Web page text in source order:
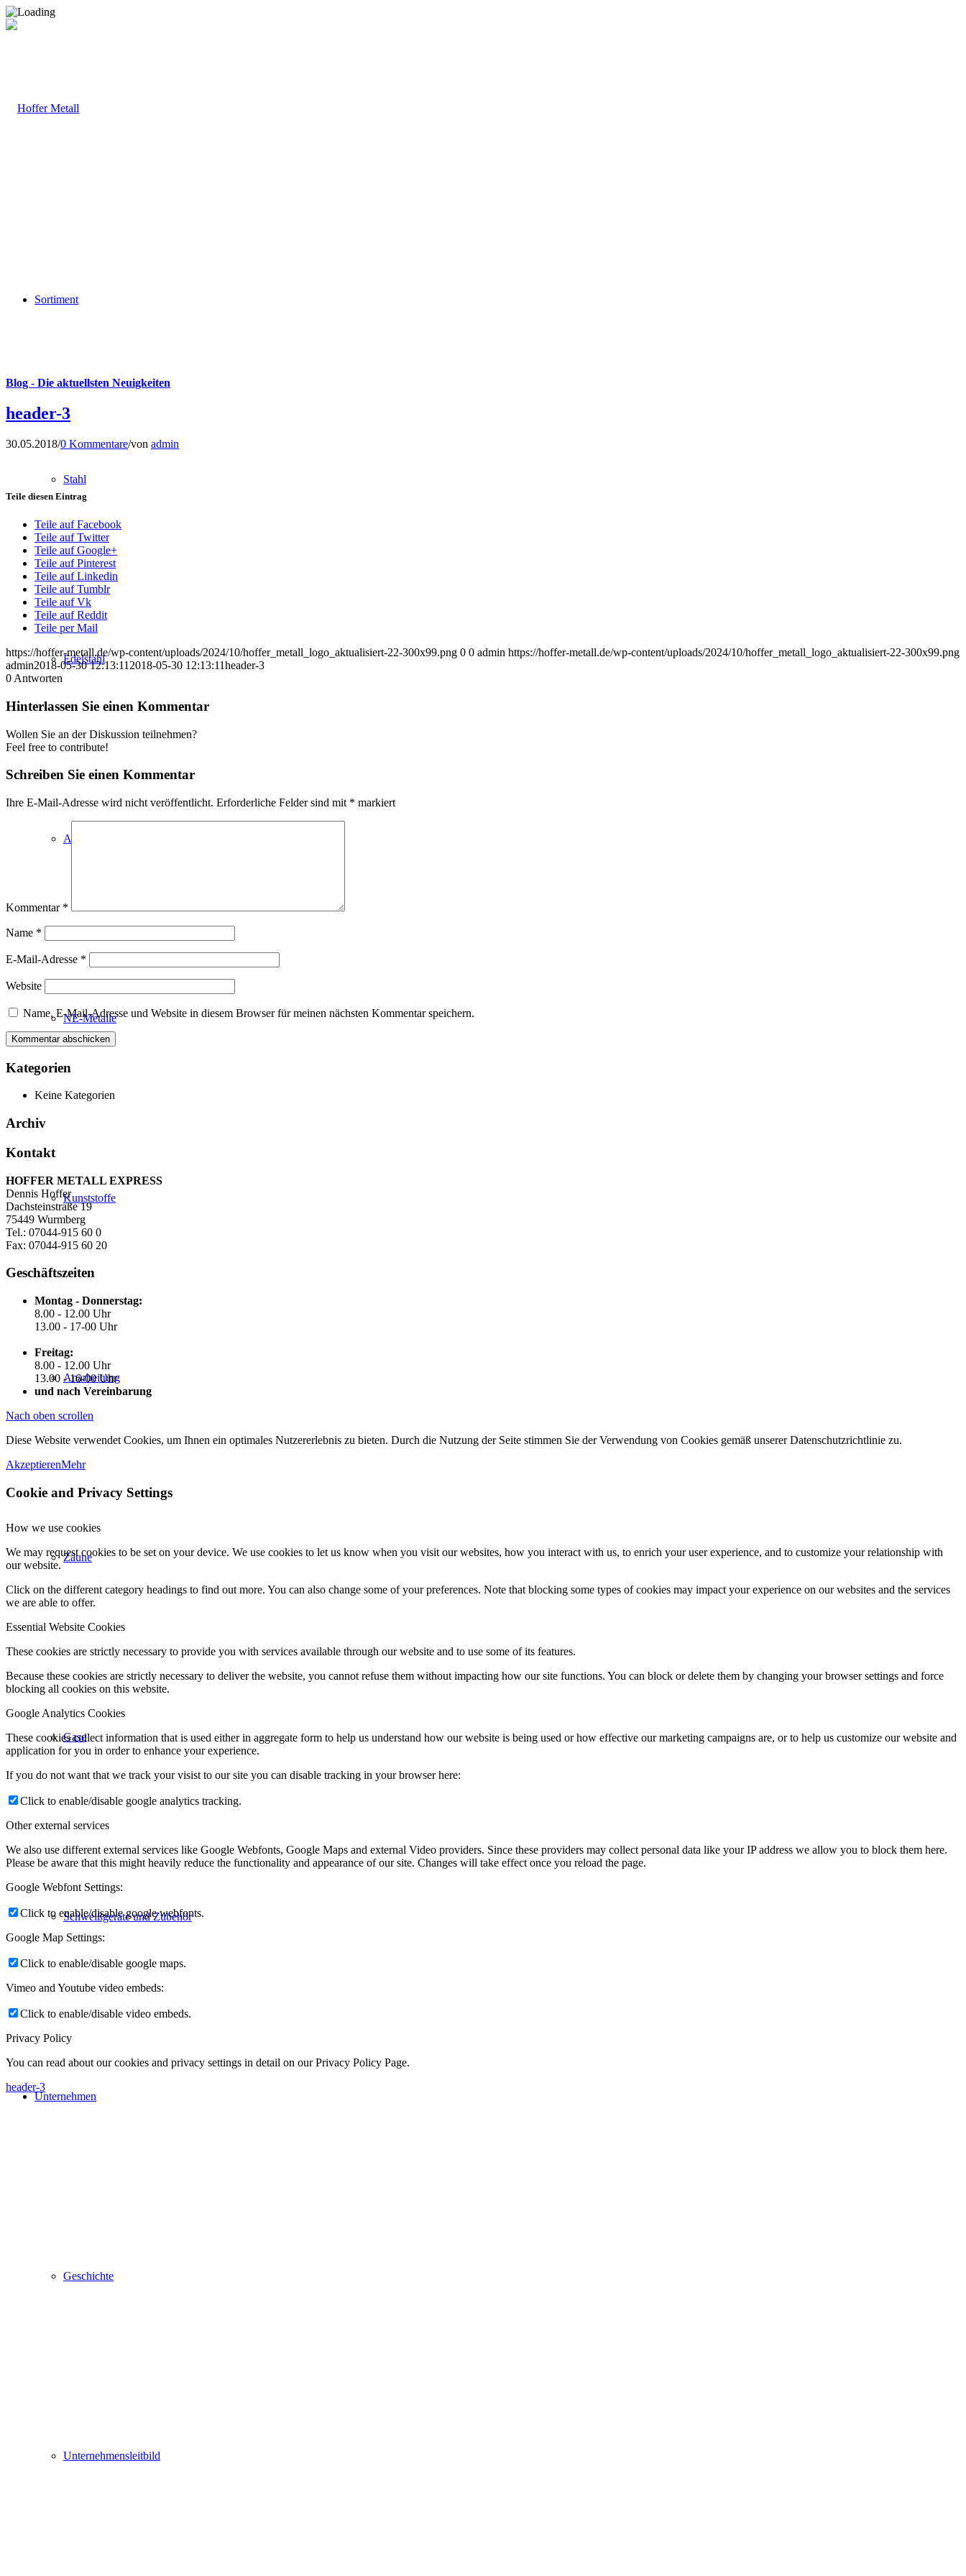
Sortiment
Stahl
Edelstahl
Aluminium
NE-Metalle
Kunststoffe
Anarbeitung
Zäune
Gase
Schweißgeräte und Zubehör
Unternehmen
Geschichte
Unternehmensleitbild
Blog - Die aktuellsten Neuigkeiten
header-3
30.05.2018/0 Kommentare/von admin
Teile diesen Eintrag
Teile auf Facebook
Teile auf Twitter
Teile auf Google+
Teile auf Pinterest
Teile auf Linkedin
Teile auf Tumblr
Teile auf Vk
Teile auf Reddit
Teile per Mail
https://hoffer-metall.de/wp-content/uploads/2024/10/hoffer_metall_logo_aktualisiert-22-300x99.png 0 0 admin https://hoffer-metall.de/wp-content/uploads/2024/10/hoffer_metall_logo_aktualisiert-22-300x99.png
admin2018-05-30 12:13:11 2018-05-30 12:13:11header-3
0 Antworten
Hinterlassen Sie einen Kommentar
Wollen Sie an der Diskussion teilnehmen?
Feel free to contribute!
Schreiben Sie einen Kommentar
Ihre E-Mail-Adresse wird nicht veröffentlicht. Erforderliche Felder sind mit * markiert
Kommentar *
Name *
E-Mail-Adresse *
Website
Name, E-Mail-Adresse und Website in diesem Browser für meinen nächsten Kommentar speichern.
Kategorien
Keine Kategorien
Archiv
Kontakt
HOFFER METALL EXPRESS
Dennis Hoffer
Dachsteinstraße 19
75449 Wurmberg
Tel.: 07044-915 60 0
Fax: 07044-915 60 20
Geschäftszeiten
Montag - Donnerstag:
8.00 - 12.00 Uhr
13.00 - 17-00 Uhr
Freitag:
8.00 - 12.00 Uhr
13.00 - 16-00 Uhr
und nach Vereinbarung
Nach oben scrollen
Diese Website verwendet Cookies, um Ihnen ein optimales Nutzererlebnis zu bieten. Durch die Nutzung der Seite stimmen Sie der Verwendung von Cookies gemäß unserer Datenschutzrichtlinie zu.
AkzeptierenMehr
Cookie and Privacy Settings
How we use cookies
We may request cookies to be set on your device. We use cookies to let us know when you visit our websites, how you interact with us, to enrich your user experience, and to customize your relationship with
our website.
Click on the different category headings to find out more. You can also change some of your preferences. Note that blocking some types of cookies may impact your experience on our websites and the services
we are able to offer.
Essential Website Cookies
These cookies are strictly necessary to provide you with services available through our website and to use some of its features.
Because these cookies are strictly necessary to deliver the website, you cannot refuse them without impacting how our site functions. You can block or delete them by changing your browser settings and force
blocking all cookies on this website.
Google Analytics Cookies
These cookies collect information that is used either in aggregate form to help us understand how our website is being used or how effective our marketing campaigns are, or to help us customize our website and
application for you in order to enhance your experience.
If you do not want that we track your visist to our site you can disable tracking in your browser here:
Click to enable/disable google analytics tracking.
Other external services
We also use different external services like Google Webfonts, Google Maps and external Video providers. Since these providers may collect personal data like your IP address we allow you to block them here.
Please be aware that this might heavily reduce the functionality and appearance of our site. Changes will take effect once you reload the page.
Google Webfont Settings:
Click to enable/disable google webfonts.
Google Map Settings:
Click to enable/disable google maps.
Vimeo and Youtube video embeds:
Click to enable/disable video embeds.
Privacy Policy
You can read about our cookies and privacy settings in detail on our Privacy Policy Page.
header-3